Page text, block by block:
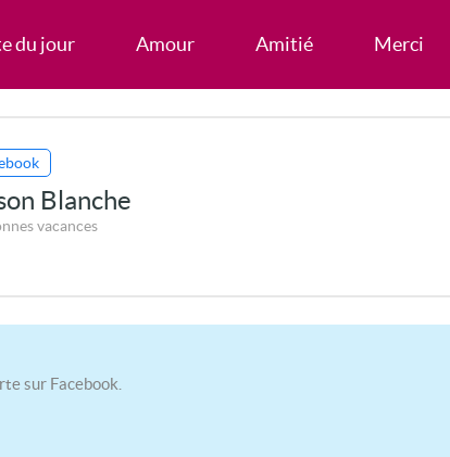
du jour Amour Amitié Merci
Blanche
vacances
sur Facebook.